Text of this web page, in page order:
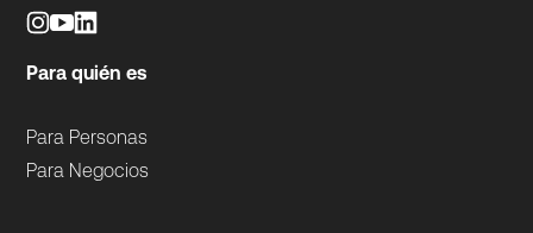
Para quién es
Para Personas
Para Negocios